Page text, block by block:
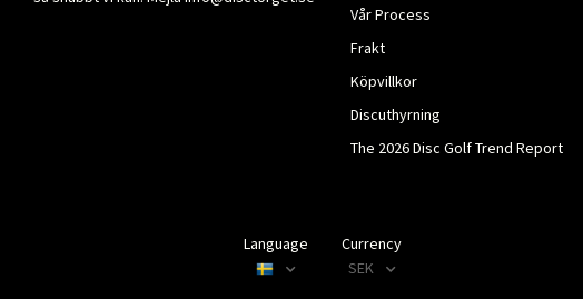
Vår Process
Frakt
Köpvillkor
Discuthyrning
The 2026 Disc Golf Trend Report
Language
Currency
SEK